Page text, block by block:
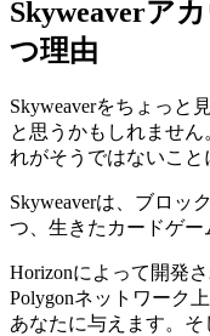
Skyweaverア
つ理由
Skyweaverをちょっと
と思うかもしれませ
れがそうではないこと
Skyweaverは、ブロッ
つ、生きたカードゲー
Horizonによって開発
Polygonネットワーク
あなたに与えます。